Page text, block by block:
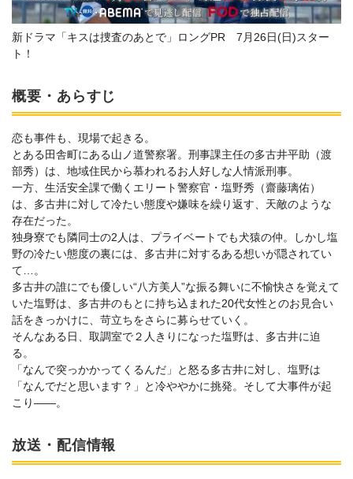
新ドラマ「キスは捜査のあとで」ロングPR 7月26日(日)スター
ト！
概要・あらすじ
恋も事件も、現場で起きる。
とある田舎町にある山ノ道警察署。刑事課主任の多古井平助（渡
部秀）は、地域住民から慕われるお人好しな人情派刑事。
一方、生活安全課で働くエリート警察官・塩野秀（齋藤璃佑）
は、多古井に対して冷たい態度や嫌味を繰り返す、天敵のような
存在だった。
独身寮でも隣同士の2人は、プライベートでも犬猿の仲。しかし塩
野の冷たい態度の裏には、多古井に対するある想いが隠されてい
て…。
多古井の誰にでも優しい“八方美人”な振る舞いに不愉快さを覚えて
いた塩野は、多古井のもとに持ち込まれた20代女性とのお見合い
話をきっかけに、苛立ちをさらに募らせていく。
そんなある日、取調室で２人きりになった塩野は、多古井に迫
る。
「なんで突っかかってくるんだ」と怒る多古井に対し、塩野は
「なんでだと思います？」と冷ややかに挑発。そして大事件が起
こり――。
放送・配信情報